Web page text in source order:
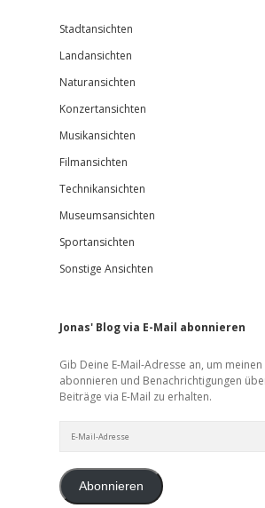
Stadtansichten
Landansichten
Naturansichten
Konzertansichten
Musikansichten
Filmansichten
Technikansichten
Museumsansichten
Sportansichten
Sonstige Ansichten
Jonas' Blog via E-Mail abonnieren
Gib Deine E-Mail-Adresse an, um meinen
abonnieren und Benachrichtigungen
Beiträge via E-Mail zu erhalten.
Mail-
Abonnieren